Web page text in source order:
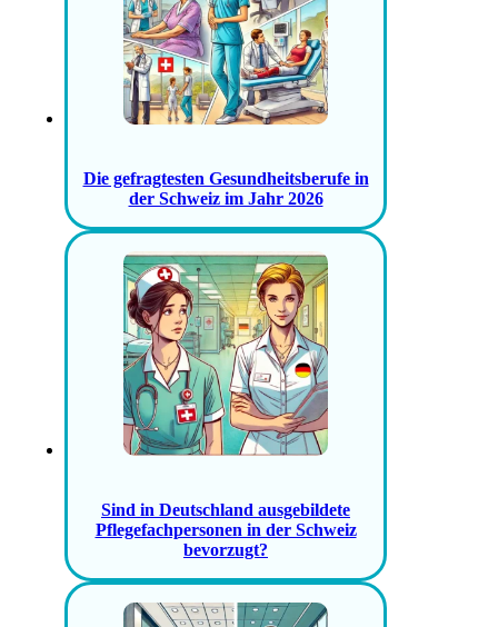
Die gefragtesten Gesundheitsberufe in
der Schweiz im Jahr 2026
Sind in Deutschland ausgebildete
Pflegefachpersonen in der Schweiz
bevorzugt?